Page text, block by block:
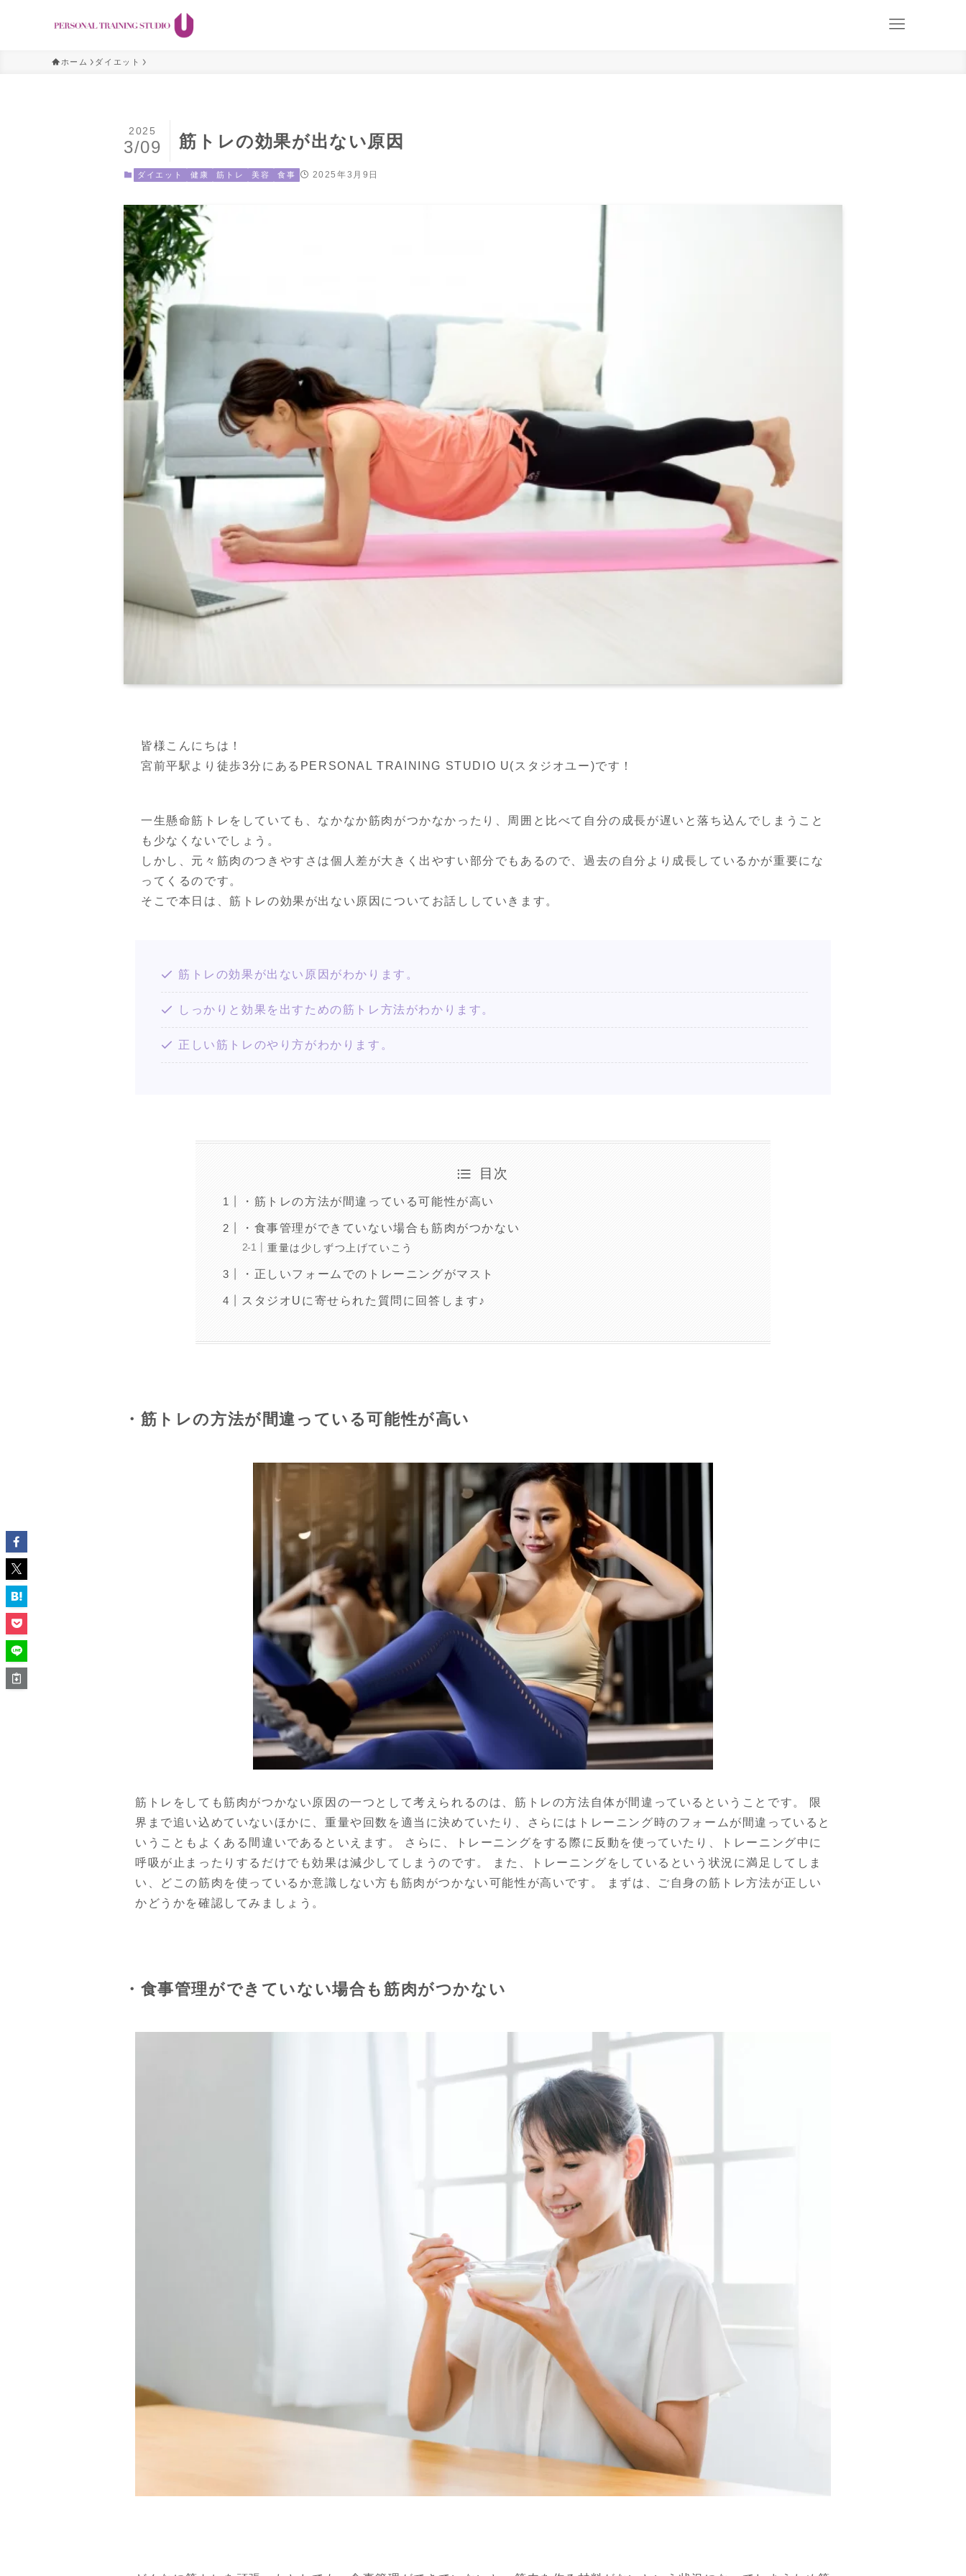
ホーム ダイエット
筋トレの効果が出ない原因
2025
3/09
ダイエット 健康 筋トレ 美容 食事 2025年3月9日
皆様こんにちは！
宮前平駅より徒歩3分にあるPERSONAL TRAINING STUDIO U(スタジオユー)です！
一生懸命筋トレをしていても、なかなか筋肉がつかなかったり、周囲と比べて自分の成長が遅いと落ち込んでしまうこと
も少なくないでしょう。
しかし、元々筋肉のつきやすさは個人差が大きく出やすい部分でもあるので、過去の自分より成長しているかが重要にな
ってくるのです。
そこで本日は、筋トレの効果が出ない原因についてお話ししていきます。
筋トレの効果が出ない原因がわかります。
しっかりと効果を出すための筋トレ方法がわかります。
正しい筋トレのやり方がわかります。
目次
・筋トレの方法が間違っている可能性が高い
・食事管理ができていない場合も筋肉がつかない
重量は少しずつ上げていこう
・正しいフォームでのトレーニングがマスト
スタジオUに寄せられた質問に回答します♪
・筋トレの方法が間違っている可能性が高い
筋トレをしても筋肉がつかない原因の一つとして考えられるのは、筋トレの方法自体が間違っているということです。 限
界まで追い込めていないほかに、重量や回数を適当に決めていたり、さらにはトレーニング時のフォームが間違っていると
いうこともよくある間違いであるといえます。 さらに、トレーニングをする際に反動を使っていたり、トレーニング中に
呼吸が止まったりするだけでも効果は減少してしまうのです。 また、トレーニングをしているという状況に満足してしま
い、どこの筋肉を使っているか意識しない方も筋肉がつかない可能性が高いです。 まずは、ご自身の筋トレ方法が正しい
かどうかを確認してみましょう。
・食事管理ができていない場合も筋肉がつかない